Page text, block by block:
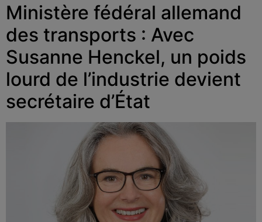
Ministère fédéral allemand
des transports : Avec
Susanne Henckel, un poids
lourd de l’industrie devient
secrétaire d’État